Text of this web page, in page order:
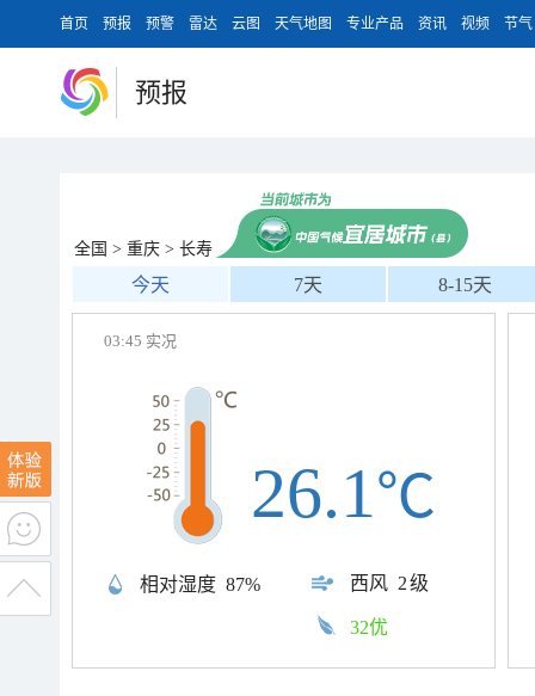
首页 预报 预警 雷达 云图 天气地图 专业产品 资讯 视频 节气
预报
全国 > 重庆 > 长寿
今天 7天 8-15天
03:45 实况
相对湿度 87% 西风 2级
26.1℃
32优